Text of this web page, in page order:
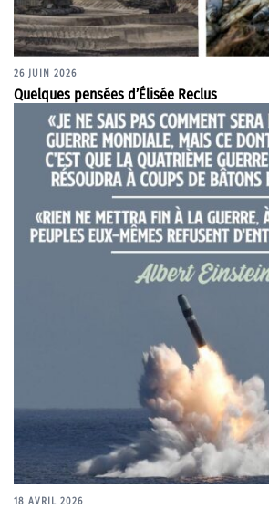
26 JUIN 2026
Quelques pensées d’Élisée Reclus
18 AVRIL 2026